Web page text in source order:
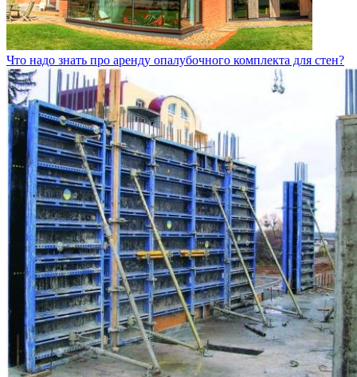
Что надо знать про аренду опалубочного комплекта для стен?